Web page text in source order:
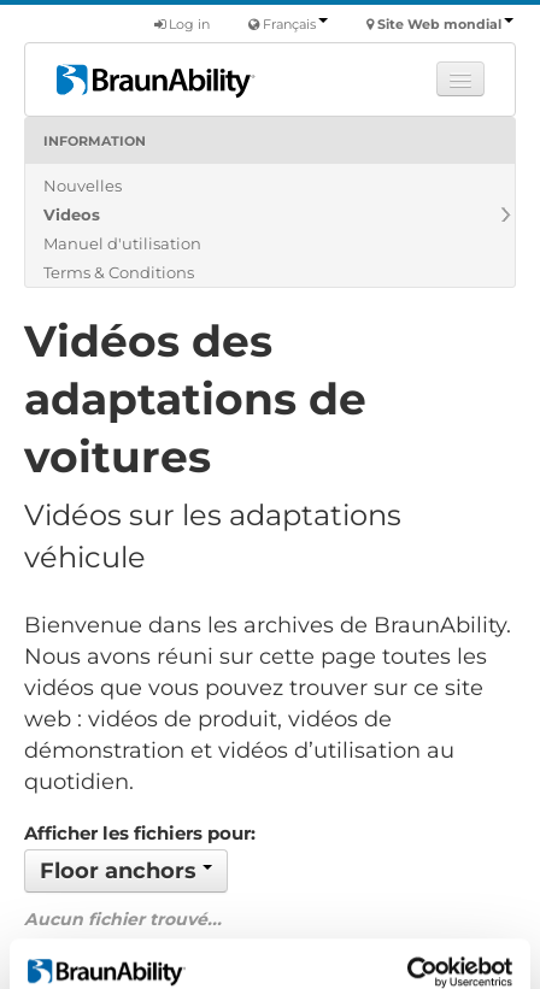
Site Web mondial
Français
Log in
Produits
Nous
Trouver un revendeur
INFORMATION
Nouvelles
Videos
Manuel d'utilisation
Terms & Conditions
Vidéos des
adaptations de
voitures
Vidéos sur les adaptations
véhicule
Bienvenue dans les archives de BraunAbility.
Nous avons réuni sur cette page toutes les
vidéos que vous pouvez trouver sur ce site
web : vidéos de produit, vidéos de
démonstration et vidéos d’utilisation au
quotidien.
Afficher les fichiers pour:
Floor anchors
Aucun fichier trouvé...
Commandé par: Nom